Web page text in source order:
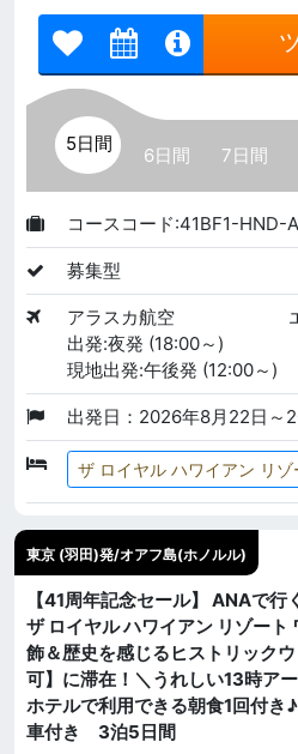
5日間
6日間 7日間
コースコード:41BF1-HND-
募集型
アラスカ航空
出発:夜発 (18:00～)
現地出発:午後発 (12:00～)
出発日：2026年8月22日～
ザ ロイヤル ハワイアン リゾ
東京 (羽田)発/オアフ島(ホノルル)
【41周年記念セール】 ANAで行
ザ ロイヤル ハワイアン リゾー
飾＆歴史を感じるヒストリック
可】に滞在！＼うれしい13時ア
ホテルで利用できる朝食1回付き
車付き 3泊5日間